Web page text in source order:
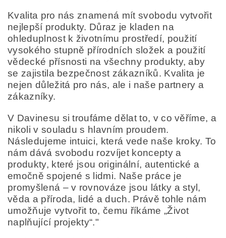
Kvalita pro nás znamená mít svobodu vytvořit
nejlepší produkty. Důraz je kladen na
ohleduplnost k životnímu prostředí, použití
vysokého stupně přírodních složek a použití
vědecké přísnosti na všechny produkty, aby
se zajistila bezpečnost zákazníků. Kvalita je
nejen důležitá pro nás, ale i naše partnery a
zákazníky.
V Davinesu si troufáme dělat to, v co věříme, a
nikoli v souladu s hlavním proudem.
Následujeme intuici, která vede naše kroky. To
nám dává svobodu rozvíjet koncepty a
produkty, které jsou originální, autentické a
emočně spojené s lidmi. Naše práce je
promyšlená – v rovnováze jsou látky a styl,
věda a příroda, lidé a duch. Právě tohle nám
umožňuje vytvořit to, čemu říkáme „Život
naplňující projekty“."